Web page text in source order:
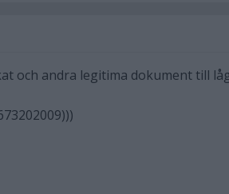
och andra legitima dokument till